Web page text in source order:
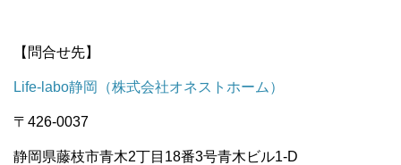
【問合せ先】
Life-labo静岡（株式会社オネストホーム ）
〒426-0037
静岡県藤枝市青木2丁目18番3号青木ビル1-D